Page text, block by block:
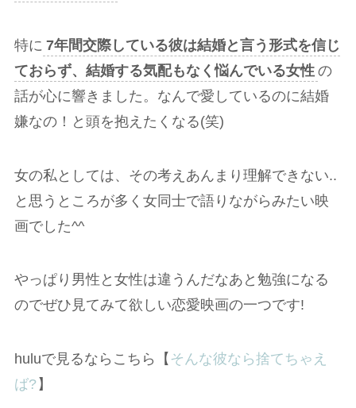
特に 7年間交際している彼は結婚と言う形式を信じ
ておらず、結婚する気配もなく悩んでいる女性 の
話が心に響きました。なんで愛しているのに結婚
嫌なの！と頭を抱えたくなる(笑)
女の私としては、その考えあんまり理解できない..
と思うところが多く女同士で語りながらみたい映
画でした^^
やっぱり男性と女性は違うんだなあと勉強になる
のでぜひ見てみて欲しい恋愛映画の一つです!
huluで見るならこちら【 そんな彼なら捨てちゃえ
ば? 】